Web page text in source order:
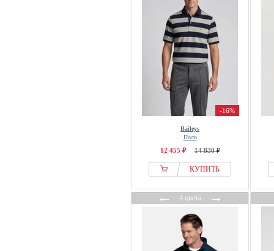
-16%
Baileys
Поло
12 455 ₽ 14 830 ₽
КУПИТЬ
←4 цвета→